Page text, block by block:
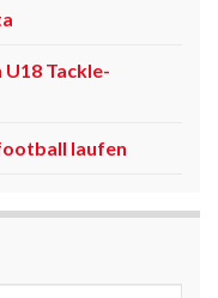
Tackle-
laufen